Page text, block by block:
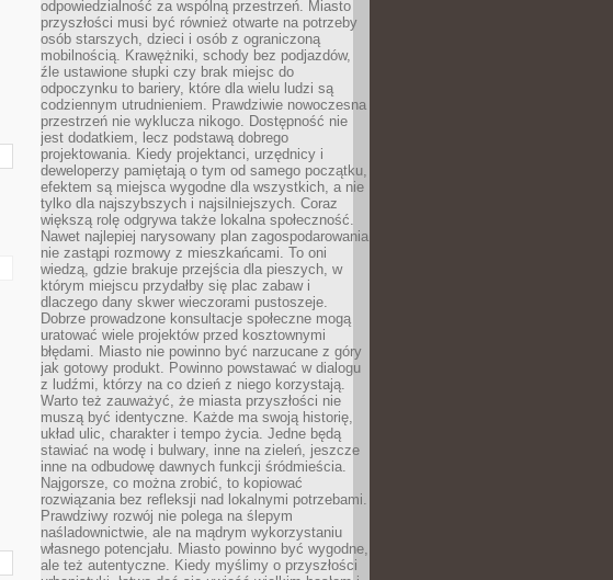
odpowiedzialność za wspólną przestrzeń. Miasto
przyszłości musi być również otwarte na potrzeby
osób starszych, dzieci i osób z ograniczoną
mobilnością. Krawężniki, schody bez podjazdów,
źle ustawione słupki czy brak miejsc do
odpoczynku to bariery, które dla wielu ludzi są
codziennym utrudnieniem. Prawdziwie nowoczesna
przestrzeń nie wyklucza nikogo. Dostępność nie
jest dodatkiem, lecz podstawą dobrego
projektowania. Kiedy projektanci, urzędnicy i
deweloperzy pamiętają o tym od samego początku,
efektem są miejsca wygodne dla wszystkich, a nie
tylko dla najszybszych i najsilniejszych. Coraz
większą rolę odgrywa także lokalna społeczność.
Nawet najlepiej narysowany plan zagospodarowania
nie zastąpi rozmowy z mieszkańcami. To oni
wiedzą, gdzie brakuje przejścia dla pieszych, w
którym miejscu przydałby się plac zabaw i
dlaczego dany skwer wieczorami pustoszeje.
Dobrze prowadzone konsultacje społeczne mogą
uratować wiele projektów przed kosztownymi
błędami. Miasto nie powinno być narzucane z góry
jak gotowy produkt. Powinno powstawać w dialogu
z ludźmi, którzy na co dzień z niego korzystają.
Warto też zauważyć, że miasta przyszłości nie
muszą być identyczne. Każde ma swoją historię,
układ ulic, charakter i tempo życia. Jedne będą
stawiać na wodę i bulwary, inne na zieleń, jeszcze
inne na odbudowę dawnych funkcji śródmieścia.
Najgorsze, co można zrobić, to kopiować
rozwiązania bez refleksji nad lokalnymi potrzebami.
Prawdziwy rozwój nie polega na ślepym
naśladownictwie, ale na mądrym wykorzystaniu
własnego potencjału. Miasto powinno być wygodne,
ale też autentyczne. Kiedy myślimy o przyszłości